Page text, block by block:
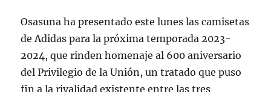
Osasuna ha presentado este lunes las camisetas
de Adidas para la próxima temporada 2023-
2024, que rinden homenaje al 600 aniversario
del Privilegio de la Unión, un tratado que puso
fin a la rivalidad existente entre las tres